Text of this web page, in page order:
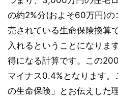
の約2%分(およそ60万円)の
売されている生命保険換算
入れるということになりま
得になる計算です。この
マイナス0.4%となります
の生命保険」とお伝えした